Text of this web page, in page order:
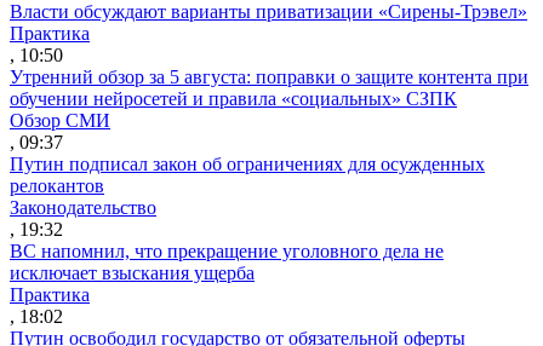
Власти обсуждают варианты приватизации «Сирены-Трэвел»
Практика
, 10:50
Утренний обзор за 5 августа: поправки о защите контента при
обучении нейросетей и правила «социальных» СЗПК
Обзор СМИ
, 09:37
Путин подписал закон об ограничениях для осужденных
релокантов
Законодательство
, 19:32
ВС напомнил, что прекращение уголовного дела не
исключает взыскания ущерба
Практика
, 18:02
Путин освободил государство от обязательной оферты